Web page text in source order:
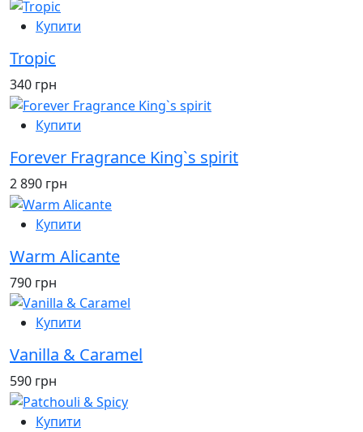
Купити
Tropic
340 грн
Купити
Forever Fragrance King`s spirit
2 890 грн
Купити
Warm Alicante
790 грн
Купити
Vanilla & Caramel
590 грн
Купити